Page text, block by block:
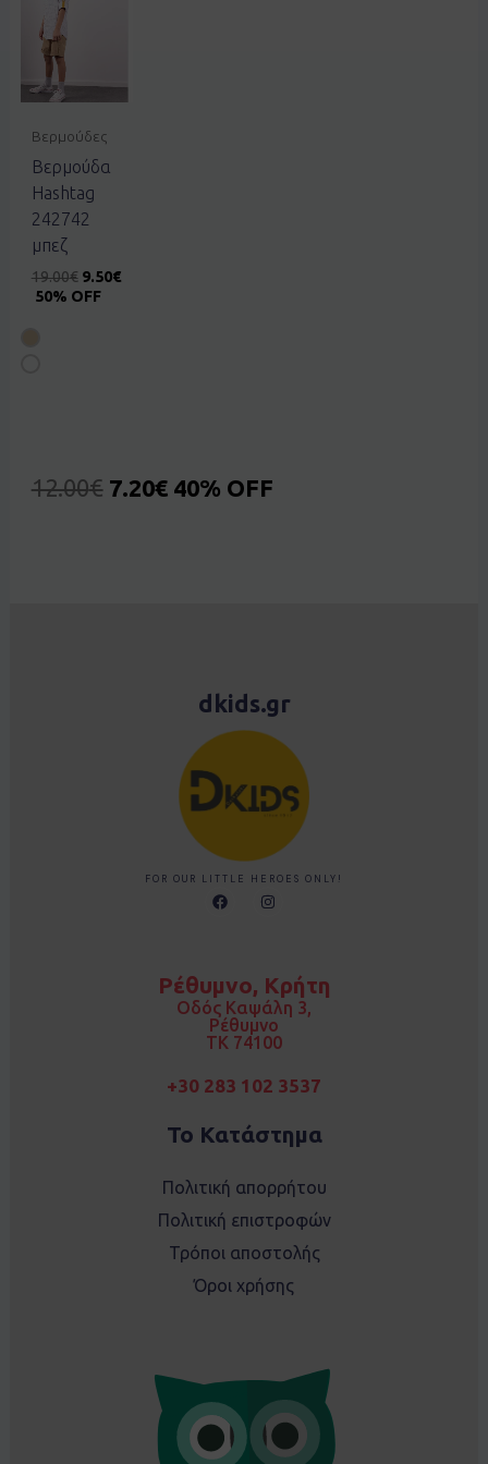
Βερμούδες
Βερμούδα
Hashtag
242742
μπεζ
19.00€ 9.50€
50% OFF
12.00€ 7.20€ 40% OFF
dkids.gr
FOR OUR LITTLE HEROES ONLY!
F
a
o
I
n
r
a
m
Ρέθυμνο, Κρήτη
Οδός Καψάλη 3,
Ρέθυμνο
TK 74100
+30 283 102 3537
Το Κατάστημα
Πολιτική απορρήτου
Πολιτική επιστροφών
Τρόποι αποστολής
Όροι χρήσης